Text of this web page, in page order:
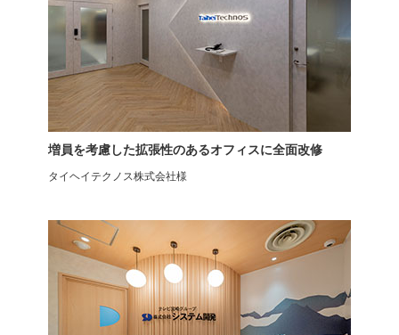
ゲーミングチェア
ウィステリア
オフィスチェア
シンクロロッキング
アーロンチェアリマスタード
HermanMiller
ミーティングチェア
背座一体型ロッキング
増員を考慮した拡張性のあるオフィスに全面改修
タイヘイテクノス株式会社様